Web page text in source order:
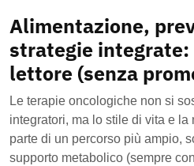
Alimentazione,
strategie integrate:
lettore (senza
Le terapie oncologiche non si
integratori, ma lo stile di vita e
parte di un percorso più ampio,
supporto metabolico (sempre